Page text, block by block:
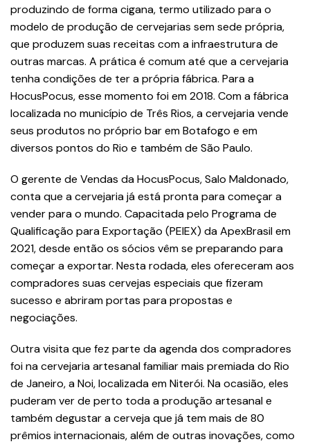
produzindo de forma cigana, termo utilizado para o
modelo de produção de cervejarias sem sede própria,
que produzem suas receitas com a infraestrutura de
outras marcas. A prática é comum até que a cervejaria
tenha condições de ter a própria fábrica. Para a
HocusPocus, esse momento foi em 2018. Com a fábrica
localizada no município de Três Rios, a cervejaria vende
seus produtos no próprio bar em Botafogo e em
diversos pontos do Rio e também de São Paulo.
O gerente de Vendas da HocusPocus, Salo Maldonado,
conta que a cervejaria já está pronta para começar a
vender para o mundo. Capacitada pelo Programa de
Qualificação para Exportação (PEIEX) da ApexBrasil em
2021, desde então os sócios vêm se preparando para
começar a exportar. Nesta rodada, eles ofereceram aos
compradores suas cervejas especiais que fizeram
sucesso e abriram portas para propostas e
negociações.
Outra visita que fez parte da agenda dos compradores
foi na cervejaria artesanal familiar mais premiada do Rio
de Janeiro, a Noi, localizada em Niterói. Na ocasião, eles
puderam ver de perto toda a produção artesanal e
também degustar a cerveja que já tem mais de 80
prêmios internacionais, além de outras inovações, como